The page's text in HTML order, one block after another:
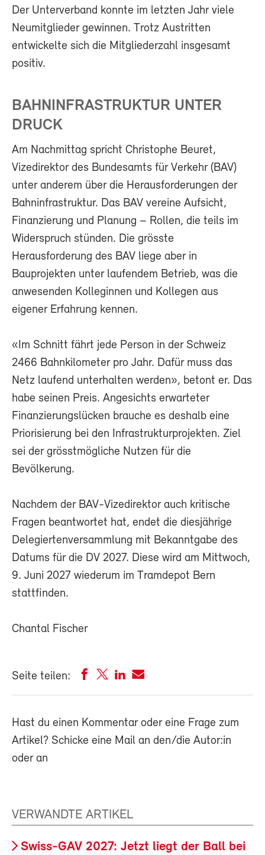
Der Unterverband konnte im letzten Jahr viele
Neumitglieder gewinnen. Trotz Austritten
entwickelte sich die Mitgliederzahl insgesamt
positiv.
BAHNINFRASTRUKTUR UNTER
DRUCK
Am Nachmittag spricht Christophe Beuret,
Vizedirektor des Bundesamts für Verkehr (BAV)
unter anderem über die Herausforderungen der
Bahninfrastruktur. Das BAV vereine Aufsicht,
Finanzierung und Planung – Rollen, die teils im
Widerspruch stünden. Die grösste
Herausforderung des BAV liege aber in
Bauprojekten unter laufendem Betrieb, was die
anwesenden Kolleginnen und Kollegen aus
eigener Erfahrung kennen.
«Im Schnitt fährt jede Person in der Schweiz
2466 Bahnkilometer pro Jahr. Dafür muss das
Netz laufend unterhalten werden», betont er. Das
habe seinen Preis. Angesichts erwarteter
Finanzierungslücken brauche es deshalb eine
Priorisierung bei den Infrastrukturprojekten. Ziel
sei der grösstmögliche Nutzen für die
Bevölkerung.
Nachdem der BAV-Vizedirektor auch kritische
Fragen beantwortet hat, endet die diesjährige
Delegiertenversammlung mit Bekanntgabe des
Datums für die DV 2027. Diese wird am Mittwoch,
9. Juni 2027 wiederum im Tramdepot Bern
stattfinden.
Chantal Fischer
Seite teilen:
Hast du einen Kommentar oder eine Frage zum
Artikel? Schicke eine Mail an den/die Autor:in
oder an
VERWANDTE ARTIKEL
Swiss-GAV 2027: Jetzt liegt der Ball bei